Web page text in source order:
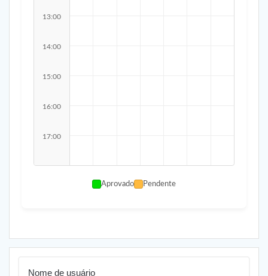
13:00
14:00
15:00
16:00
17:00
Aprovado Pendente
Nome de usuário